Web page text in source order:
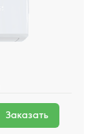
Заказать